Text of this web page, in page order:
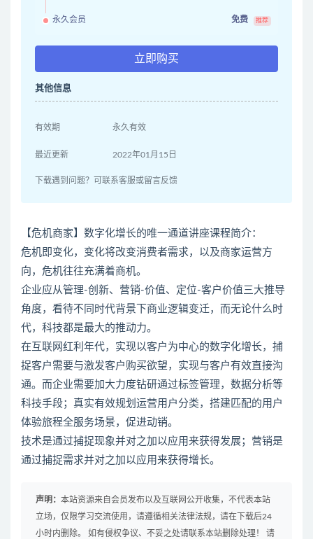
永久会员 免费 推荐
立即购买
其他信息
有效期 永久有效
最近更新 2022年01月15日
下载遇到问题？可联系客服或留言反馈
【危机商家】数字化增长的唯一通道讲座课程简介：
危机即变化，变化将改变消费者需求，以及商家运营方
向，危机往往充满着商机。
企业应从管理-创新、营销-价值、定位-客户价值三大推导
角度，看待不同时代背景下商业逻辑变迁，而无论什么时
代，科技都是最大的推动力。
在互联网红利年代，实现以客户为中心的数字化增长，捕
捉客户需要与激发客户购买欲望，实现与客户有效直接沟
通。而企业需要加大力度钻研通过标签管理，数据分析等
科技手段；真实有效规划运营用户分类，搭建匹配的用户
体验旅程全服务场景，促进动销。
技术是通过捕捉现象并对之加以应用来获得发展；营销是
通过捕捉需求并对之加以应用来获得增长。
声明： 本站资源来自会员发布以及互联网公开收集，不代表本站
立场，仅限学习交流使用，请遵循相关法律法规，请在下载后24
小时内删除。 如有侵权争议、不妥之处请联系本站删除处理！ 请